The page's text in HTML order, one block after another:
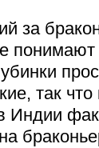
за
так
Индии